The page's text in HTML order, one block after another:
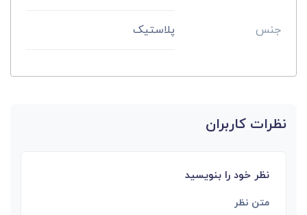
جنس پلاستیک
نظرات کاربران
نظر خود را بنویسید
متن نظر